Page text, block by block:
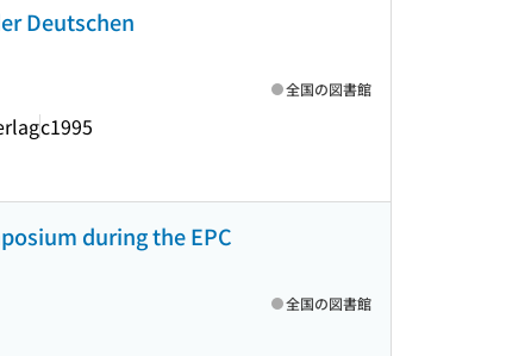
Deutschen
c1995
全国の図書館
during the EPC
全国の図書館